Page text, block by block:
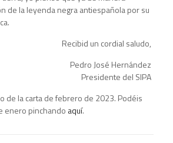
de la leyenda negra antiespañola por su
Recibid un cordial saludo,
Pedro José Hernández
Presidente del SIPA
de la carta de febrero de 2023. Podéis
enero pinchando aquí.